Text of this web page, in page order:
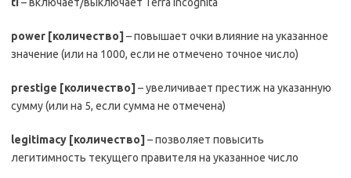
power [количество] – повышает очки влияние на указанное
значение (или на 1000, если не отмечено точное число)
prestige [количество] – увеличивает престиж на указанную
сумму (или на 5, если сумма не отмечена)
legitimacy [количество] – позволяет повысить
легитимность текущего правителя на указанное число